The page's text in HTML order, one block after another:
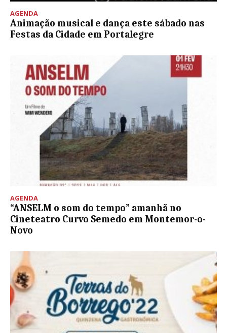
AGENDA
Animação musical e dança este sábado nas
Festas da Cidade em Portalegre
AGENDA
“ANSELM o som do tempo” amanhã no
Cineteatro Curvo Semedo em Montemor-o-
Novo